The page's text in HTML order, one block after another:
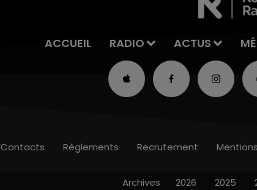
ACCUEIL RADIO ACTUS
Contacts Règlements Recrutement
Archives 2026 2025